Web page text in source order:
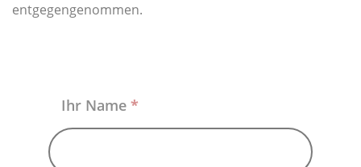
entgegengenommen.